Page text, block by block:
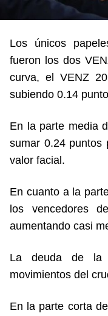
Los únicos
fueron los dos
curva, el VENZ
subiendo 0.14
En la parte media
sumar 0.24 puntos
valor facial.
En cuanto a la
los vencedores
aumentando casi
La deuda de la
movimientos del
En la parte corta